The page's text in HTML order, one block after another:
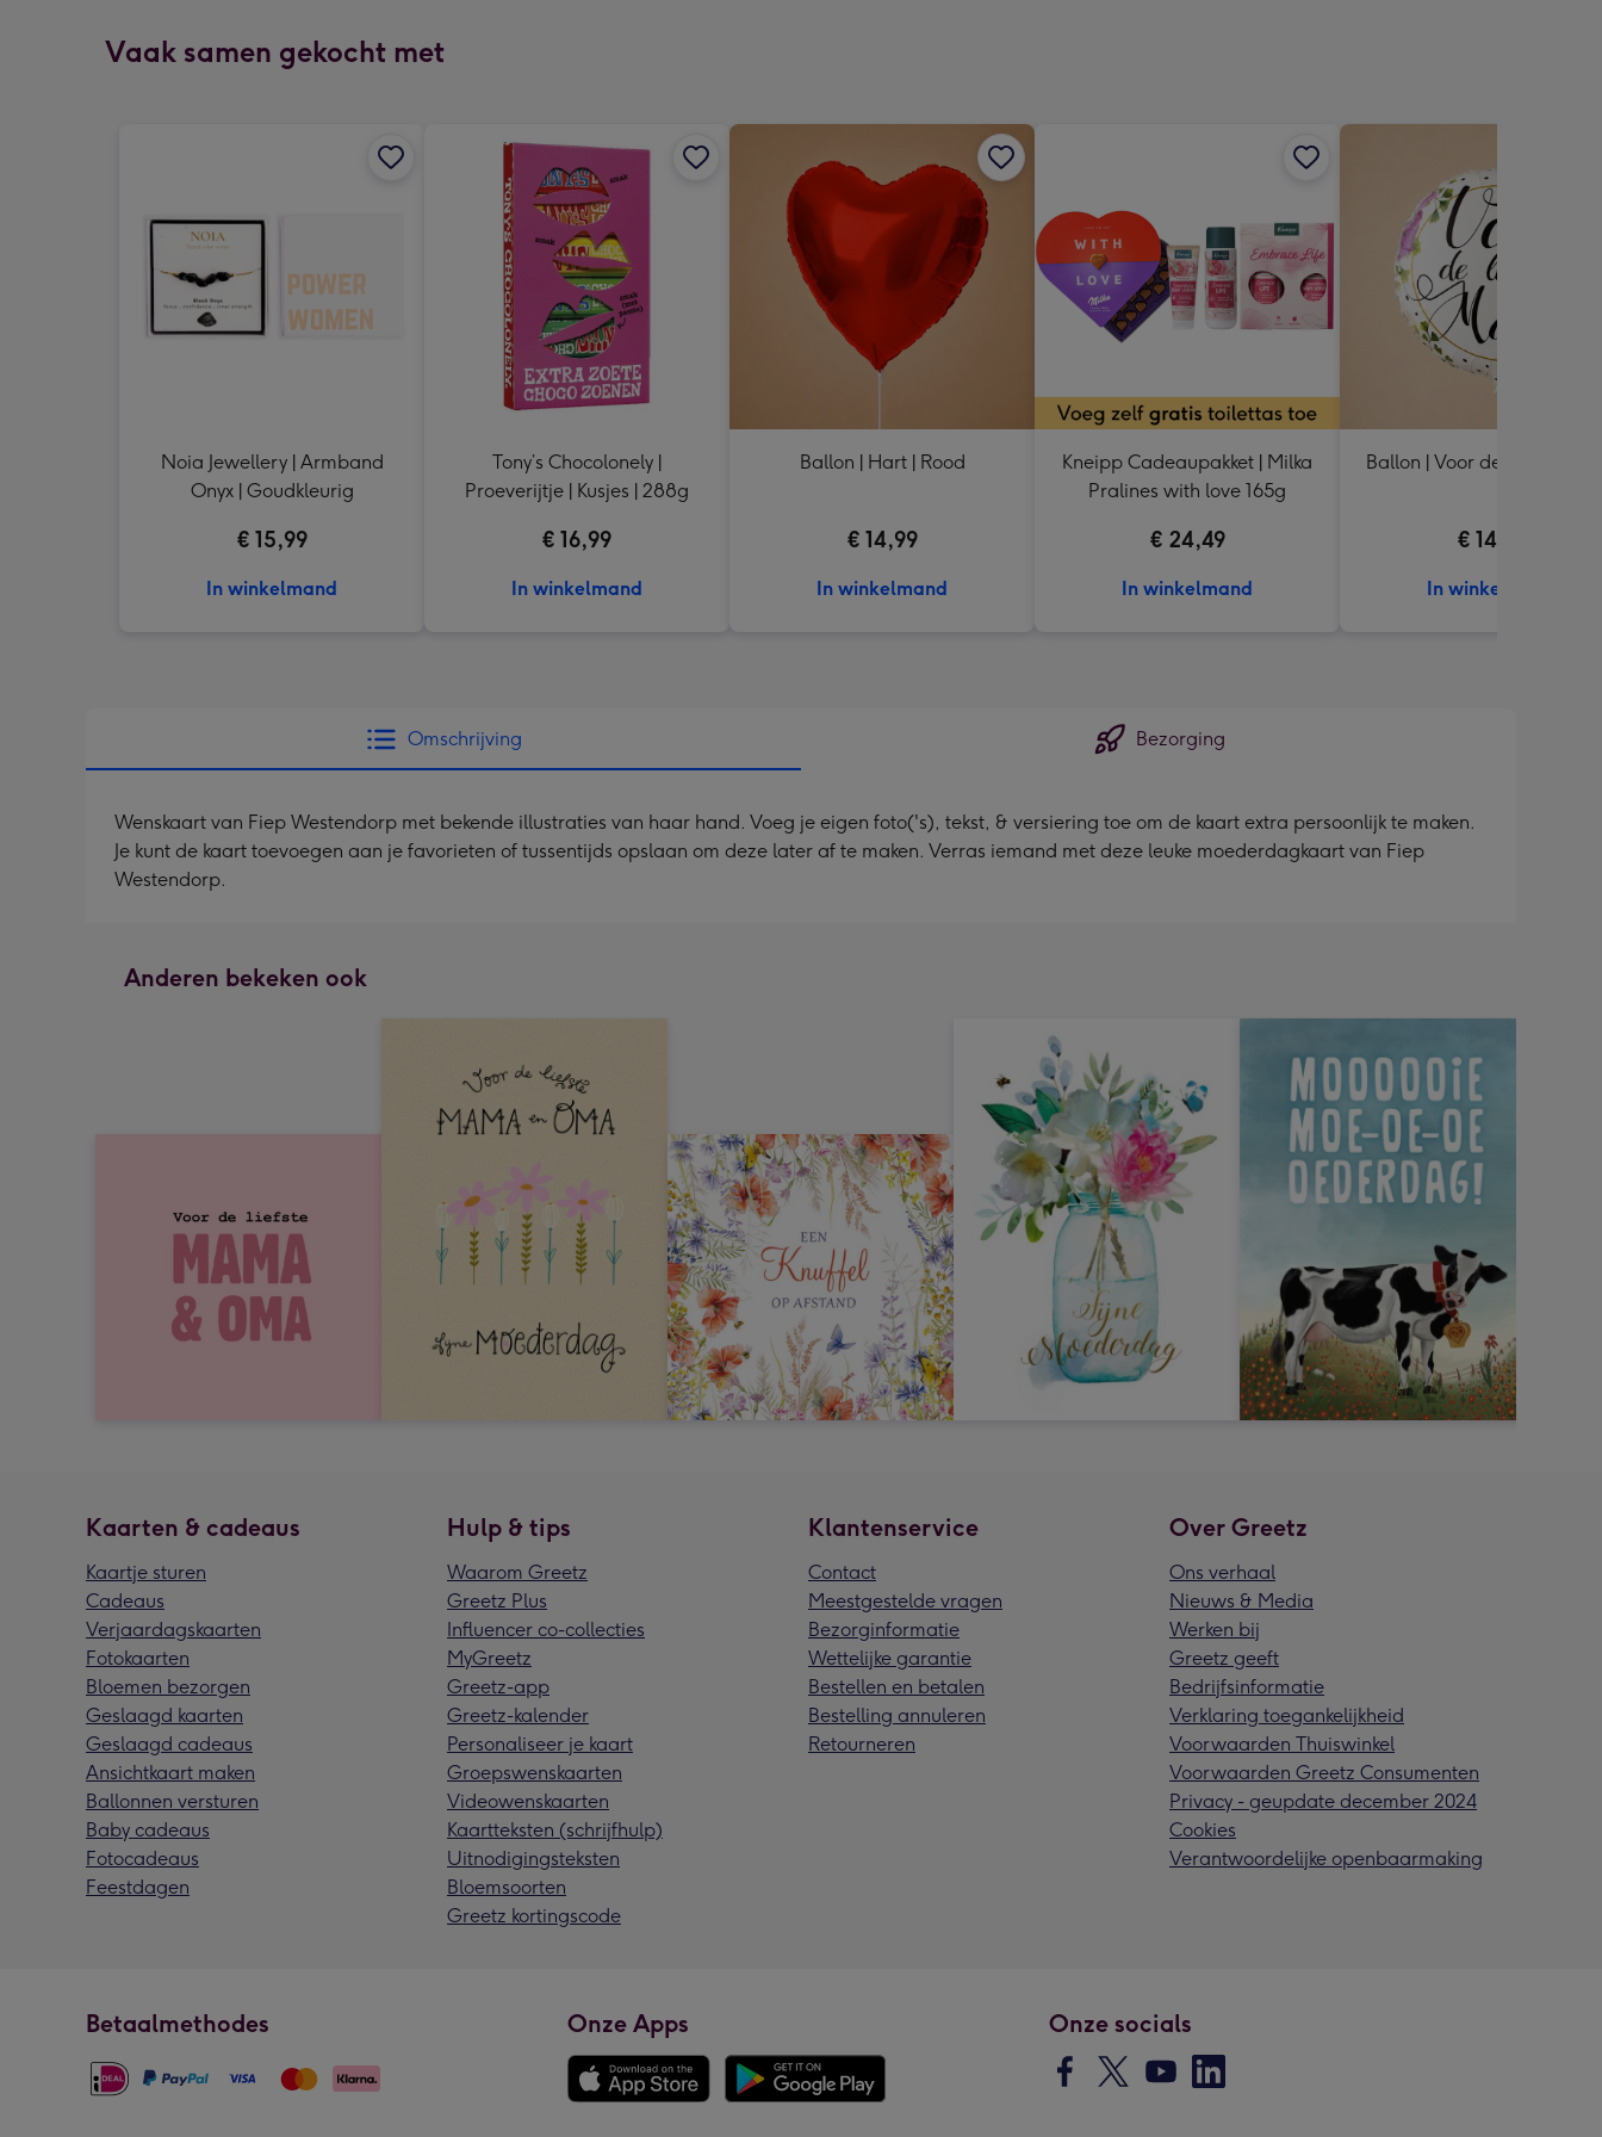
mm
Vaak samen gekocht met
Noia Jewellery | Armband
Onyx | Goudkleurig
€ 15,99
In winkelmand
Tony’s Chocolonely |
Proeverijtje | Kusjes | 288g
€ 16,99
In winkelmand
Ballon | Hart | Rood
€ 14,99
In winkelmand
Kneipp Cadeaupakket | Milka
Pralines with love 165g
€ 24,49
In winkelmand
Ballon | Voor de liefste
€ 14,99
In winkelmand
Omschrijving Bezorging
Wenskaart van Fiep Westendorp met bekende illustraties van haar hand. Voeg je eigen foto('s), tekst, & versiering toe om de kaart extra persoonlijk te maken.
Je kunt de kaart toevoegen aan je favorieten of tussentijds opslaan om deze later af te maken. Verras iemand met deze leuke moederdagkaart van Fiep
Westendorp.
Anderen bekeken ook
Kaarten & cadeaus
Kaartje sturen
Cadeaus
Verjaardagskaarten
Fotokaarten
Bloemen bezorgen
Geslaagd kaarten
Geslaagd cadeaus
Ansichtkaart maken
Ballonnen versturen
Baby cadeaus
Fotocadeaus
Feestdagen
Hulp & tips
Waarom Greetz
Greetz Plus
Influencer co-collecties
MyGreetz
Greetz-app
Greetz-kalender
Personaliseer je kaart
Groepswenskaarten
Videowenskaarten
Kaartteksten (schrijfhulp)
Uitnodigingsteksten
Bloemsoorten
Greetz kortingscode
Klantenservice
Contact
Meestgestelde vragen
Bezorginformatie
Wettelijke garantie
Bestellen en betalen
Bestelling annuleren
Retourneren
Over Greetz
Ons verhaal
Nieuws & Media
Werken bij
Greetz geeft
Bedrijfsinformatie
Verklaring toegankelijkheid
Voorwaarden Thuiswinkel
Voorwaarden Greetz Consumenten
Privacy - geupdate december 2024
Cookies
Verantwoordelijke openbaarmaking
Betaalmethodes Onze Apps Onze socials